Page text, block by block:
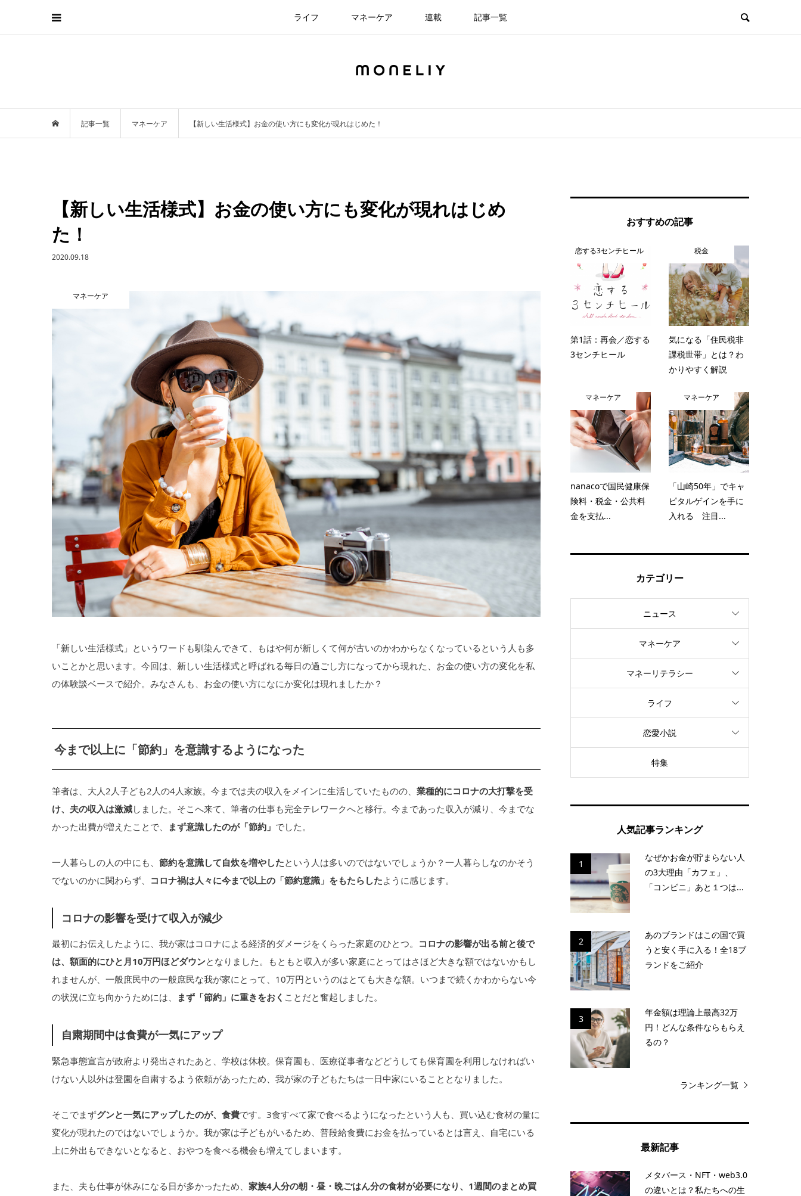
ライフ マネーケア 連載 記事一覧
記事一覧 マネーケア 【新しい生活様式】お金の使い方にも変化が現れはじめた！
【新しい生活様式】お金の使い方にも変化が現れはじめ
た！
2020.09.18
マネーケア
「新しい生活様式」というワードも馴染んできて、もはや何が新しくて何が古いのかわからなくなっているという人も多
いことかと思います。今回は、新しい生活様式と呼ばれる毎日の過ごし方になってから現れた、お金の使い方の変化を私
の体験談ベースで紹介。みなさんも、お金の使い方になにか変化は現れましたか？
今まで以上に「節約」を意識するようになった
筆者は、大人2人子ども2人の4人家族。今までは夫の収入をメインに生活していたものの、 業種的にコロナの大打撃を受
け、夫の収入は激減しました。そこへ来て、筆者の仕事も完全テレワークへと移行。今まであった収入が減り、今までな
かった出費が増えたことで、
まず意識したのが「節約」 でした。
一人暮らしの人の中にも、 節約を意識して自炊を増やしたという人は多いのではないでしょうか？一人暮らしなのかそう
でないのかに関わらず、 コロナ禍は人々に今まで以上の「節約意識」をもたらしたように感じます。
コロナの影響を受けて収入が減少
最初にお伝えしたように、我が家はコロナによる経済的ダメージをくらった家庭のひとつ。 コロナの影響が出る前と後で
は、額面的にひと月10万円ほどダウンとなりました。もともと収入が多い家庭にとってはさほど大きな額ではないかもし
れませんが、一般庶民中の一般庶民な我が家にとって、10万円というのはとても大きな額。いつまで続くかわからない今
の状況に立ち向かうためには、
まず「節約」に重きをおく ことだと奮起しました。
自粛期間中は食費が一気にアップ
緊急事態宣言が政府より発出されたあと、学校は休校。保育園も、医療従事者などどうしても保育園を利用しなければい
けない人以外は登園を自粛するよう依頼があったため、我が家の子どもたちは一日中家にいることとなりました。
そこでまずグンと一気にアップしたのが、食費です。3食すべて家で食べるようになったという人も、買い込む食材の量に
変化が現れたのではないでしょうか。我が家は子どもがいるため、普段給食費にお金を払っているとは言え、自宅にいる
上に外出もできないとなると、おやつを食べる機会も増えてしまいます。
また、夫も仕事が休みになる日が多かったため、 家族4人分の朝・昼・晩ごはん分の食材が必要になり、1週間のまとめ買
おすすめの記事
恋する3センチヒール
第1話：再会／恋する
3センチヒール
税金
気になる「住民税非
課税世帯」とは？わ
かりやすく解説
マネーケア
nanacoで国民健康保
険料・税金・公共料
金を支払...
マネーケア
「山崎50年」でキャ
ピタルゲインを手に
入れる 注目...
カテゴリー
ニュース
マネーケア
マネーリテラシー
ライフ
恋愛小説
特集
人気記事ランキング
1
なぜかお金が貯まらない人
の3大理由「カフェ」、
「コンビニ」あと１つは...
2
あのブランドはこの国で買
うと安く手に入る！全18ブ
ランドをご紹介
3
年金額は理論上最高32万
円！どんな条件ならもらえ
るの？
ランキング一覧
最新記事
メタバース・NFT・web3.0
の違いとは？私たちへの生